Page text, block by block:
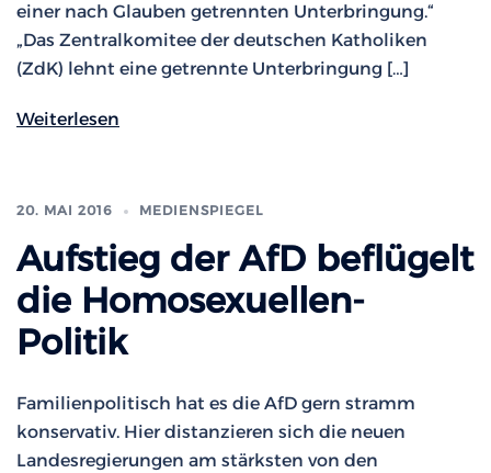
einer nach Glauben getrennten Unterbringung.“
„Das Zentralkomitee der deutschen Katholiken
(ZdK) lehnt eine getrennte Unterbringung […]
Weiterlesen
20. MAI 2016 MEDIENSPIEGEL
Aufstieg der AfD beflügelt
die Homosexuellen-
Politik
Familienpolitisch hat es die AfD gern stramm
konservativ. Hier distanzieren sich die neuen
Landesregierungen am stärksten von den